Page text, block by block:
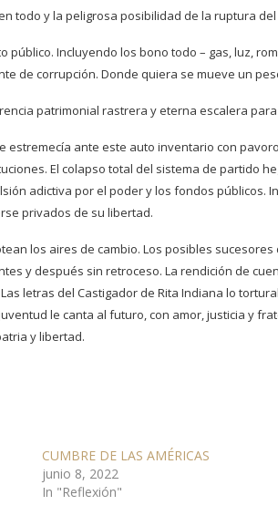
todo y la peligrosa posibilidad de la ruptura
público. Incluyendo los bono todo – gas, luz,
de corrupción. Donde quiera se mueve un
patrimonial rastrera y eterna escalera
estremecía ante este auto inventario con
El colapso total del sistema de partido
adictiva por el poder y los fondos públicos.
privados de su libertad.
los aires de cambio. Los posibles
y después sin retroceso. La rendición de
letras del Castigador de Rita Indiana lo
le canta al futuro, con amor, justicia y
y libertad.
CUMBRE DE LAS AMÉRICAS
junio 8, 2022
In "Reflexión"